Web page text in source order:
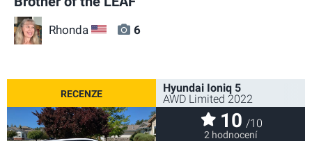
Rhonda US 6
Hyundai Ioniq 5
AWD Limited 2022
10 /10
2 hodnocení